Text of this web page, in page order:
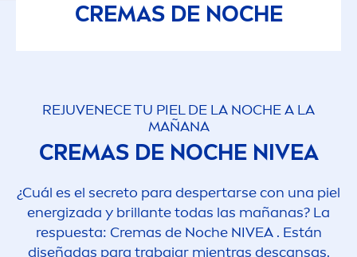
CREMAS DE NOCHE
REJUVENECE TU PIEL DE LA NOCHE A LA
MAÑANA
CREMAS DE NOCHE NIVEA
¿Cuál es el secreto para despertarse con una piel
energizada y brillante todas las mañanas? La
respuesta: Cremas de Noche NIVEA. Están
diseñadas para trabajar mientras descansas.